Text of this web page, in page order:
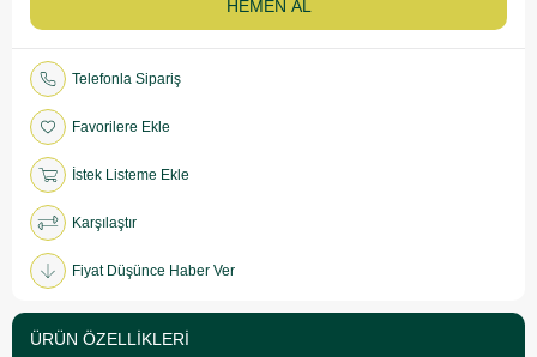
Telefonla Sipariş
Favorilere Ekle
İstek Listeme Ekle
Karşılaştır
Fiyat Düşünce Haber Ver
ÜRÜN ÖZELLIKLERI